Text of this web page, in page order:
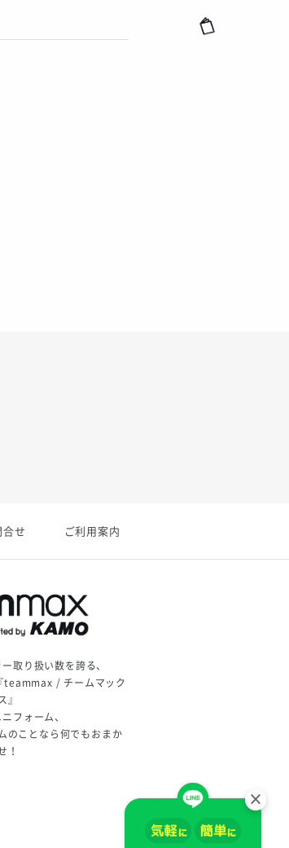
合せ ご利用案内
取り扱い数を誇る、
teammax / チームマック
ス』
フォーム、
のことなら何でもおまか
！
×